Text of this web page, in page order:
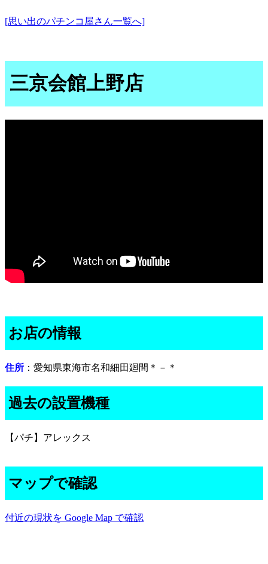
[思い出のパチンコ屋さん一覧へ]
三京会館上野店
お店の情報
住所 ：愛知県東海市名和細田廻間＊－＊
過去の設置機種
【パチ】アレックス
マップで確認
付近の現状を Google Map で確認